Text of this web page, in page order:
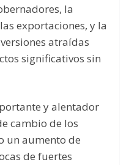
la
exportaciones, y la
atraídas
significativos sin
y alentador
cambio de los
un aumento de
de fuertes